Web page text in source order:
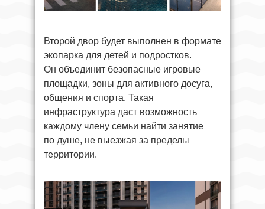
Второй двор будет выполнен в формате
экопарка для детей и подростков.
Он объединит безопасные игровые
площадки, зоны для активного досуга,
общения и спорта. Такая
инфраструктура даст возможность
каждому члену семьи найти занятие
по душе, не выезжая за пределы
территории.